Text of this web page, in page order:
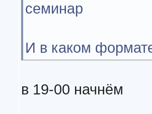
семинар
И в каком
в 19-00 начнём